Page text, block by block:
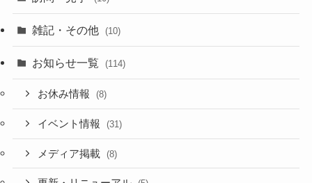
雑記・その他 (10)
お知らせ一覧 (114)
お休み情報 (8)
イベント情報 (31)
メディア掲載 (8)